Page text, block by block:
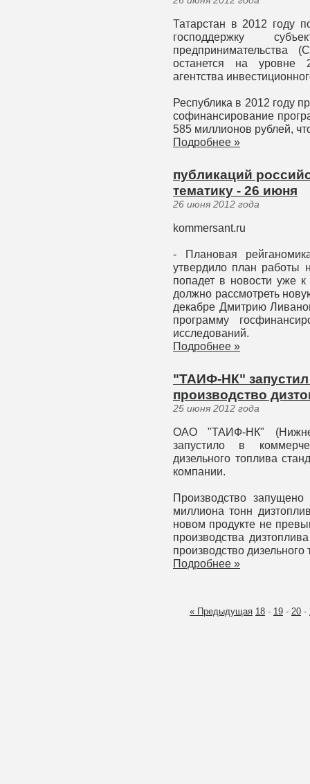
Татарстан в 2012 году
господдержку
останется на уровне
агентства
Республика в 2012 году
софинансирование
585 миллионов рублей,
Подробнее »
публикаций
тематику - 26 июня
26 июня 2012 года
kommersant.ru
- Плановая
утвердило план работы
попадет в новости уже
должно рассмотреть
декабре Дмитрию
программу
исследований.
Подробнее »
"ТАИФ-НК"
производство
25 июня 2012 года
ОАО "ТАИФ-НК"
запустило в
дизельного топлива
компании.
Производство
миллиона тонн
новом продукте не
производства
производство
Подробнее »
« Предыдущая 18 - 19 - 20 -